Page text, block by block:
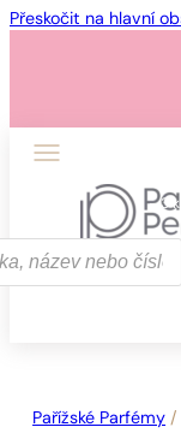
Přeskočit na hlavní
1 - 3
Pařížské Parfémy /